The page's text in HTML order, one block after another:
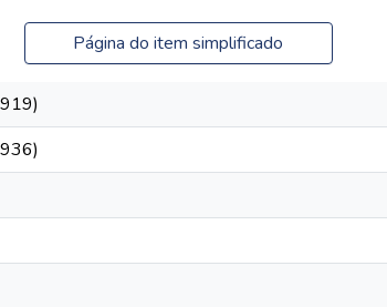
Página do item simplificado